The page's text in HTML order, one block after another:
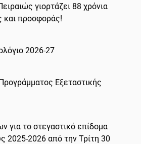
γιορτάζει 88 χρόνια
και προσφοράς!
2026-27
Εξεταστικής
για το στεγαστικό επίδομα
2025-2026 από την Τρίτη 30